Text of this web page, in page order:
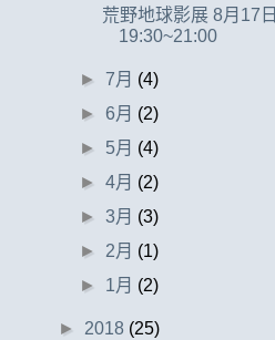
荒野地球影展 8月17日
19:30~21:00
►7月 (4)
►6月 (2)
► 5月 (4)
►4月 (2)
►3月 (3)
► 2月 (1)
► 1月 (2)
► 2018 (25)